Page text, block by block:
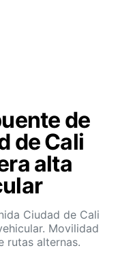
de
de Cali
alta
Ciudad de Cali
Movilidad
rutas alternas.